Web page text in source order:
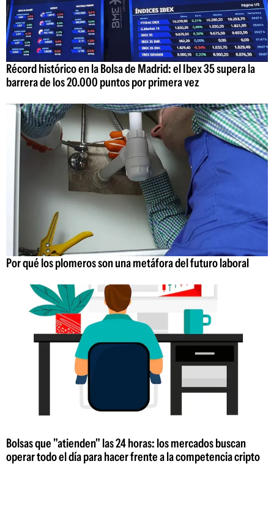
Récord histórico en la Bolsa de Madrid: el Ibex 35 supera la
barrera de los 20.000 puntos por primera vez
Por qué los plomeros son una metáfora del futuro laboral
Bolsas que "atienden" las 24 horas: los mercados buscan
operar todo el día para hacer frente a la competencia cripto